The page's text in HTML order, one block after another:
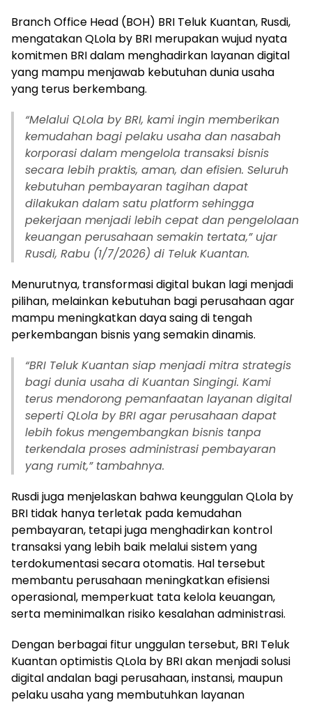
Branch Office Head (BOH) BRI Teluk Kuantan, Rusdi,
mengatakan QLola by BRI merupakan wujud nyata
komitmen BRI dalam menghadirkan layanan digital
yang mampu menjawab kebutuhan dunia usaha
yang terus berkembang.
“Melalui QLola by BRI, kami ingin memberikan
kemudahan bagi pelaku usaha dan nasabah
korporasi dalam mengelola transaksi bisnis
secara lebih praktis, aman, dan efisien. Seluruh
kebutuhan pembayaran tagihan dapat
dilakukan dalam satu platform sehingga
pekerjaan menjadi lebih cepat dan pengelolaan
keuangan perusahaan semakin tertata,” ujar
Rusdi, Rabu (1/7/2026) di Teluk Kuantan.
Menurutnya, transformasi digital bukan lagi menjadi
pilihan, melainkan kebutuhan bagi perusahaan agar
mampu meningkatkan daya saing di tengah
perkembangan bisnis yang semakin dinamis.
“BRI Teluk Kuantan siap menjadi mitra strategis
bagi dunia usaha di Kuantan Singingi. Kami
terus mendorong pemanfaatan layanan digital
seperti QLola by BRI agar perusahaan dapat
lebih fokus mengembangkan bisnis tanpa
terkendala proses administrasi pembayaran
yang rumit,” tambahnya.
Rusdi juga menjelaskan bahwa keunggulan QLola by
BRI tidak hanya terletak pada kemudahan
pembayaran, tetapi juga menghadirkan kontrol
transaksi yang lebih baik melalui sistem yang
terdokumentasi secara otomatis. Hal tersebut
membantu perusahaan meningkatkan efisiensi
operasional, memperkuat tata kelola keuangan,
serta meminimalkan risiko kesalahan administrasi.
Dengan berbagai fitur unggulan tersebut, BRI Teluk
Kuantan optimistis QLola by BRI akan menjadi solusi
digital andalan bagi perusahaan, instansi, maupun
pelaku usaha yang membutuhkan layanan